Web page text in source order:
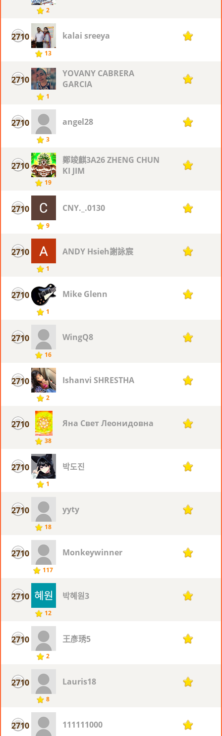
2
2710
13
kalai sreeya 1
2710
1
YOVANY CABRERA
GARCIA
1
2710
3
angel28 1
2710
19
鄭竣麒3A26 ZHENG CHUN
KI JIM
1
2710
9
CNY._.0130 1
2710
1
ANDY Hsieh謝詠宸 1
2710
1
Mike Glenn 1
2710
16
WingQ8 1
2710
2
Ishanvi SHRESTHA 1
2710
38
Яна Свет Леонидовна 1
2710
1
박도진 1
2710
18
yyty 1
2710
117
Monkeywinner 1
2710
12
박혜원3 1
2710
2
王彥琇5 1
2710
8
Lauris18 1
2710 111111000 1